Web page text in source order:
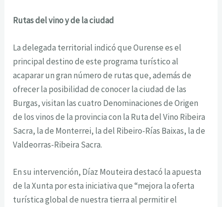
Rutas del vino y de la ciudad
La delegada territorial indicó que Ourense es el
principal destino de este programa turístico al
acaparar un gran número de rutas que, además de
ofrecer la posibilidad de conocer la ciudad de las
Burgas, visitan las cuatro Denominaciones de Origen
de los vinos de la provincia con la Ruta del Vino Ribeira
Sacra, la de Monterrei, la del Ribeiro-Rías Baixas, la de
Valdeorras-Ribeira Sacra.
En su intervención, Díaz Mouteira destacó la apuesta
de la Xunta por esta iniciativa que “mejora la oferta
turística global de nuestra tierra al permitir el